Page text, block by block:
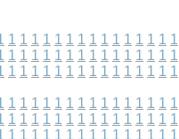
1 1 1 1 1 1 1 1 1 1 1 1 1 1 1
1 1 1 1 1 1 1 1 1 1 1 1 1 1 1
1 1 1 1 1 1 1 1 1 1 1 1 1 1 1
1 1 1 1 1 1 1 1 1 1 1 1 1 1 1
1 1 1 1 1 1 1 1 1 1 1 1 1 1 1
1 1 1 1 1 1 1 1 1 1 1 1 1 1 1